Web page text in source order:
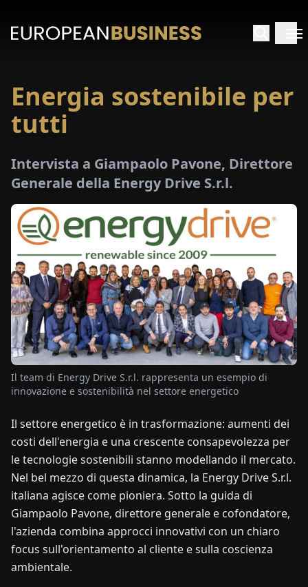
HOME
PAPER
FIERE
ENDEFRESITNLPL HU
CONTATTACI
Energia sostenibile per
tutti
Intervista a Giampaolo Pavone, Direttore
Generale della Energy Drive S.r.l.
Il team di Energy Drive S.r.l. rappresenta un esempio di
innovazione e sostenibilità nel settore energetico
Il settore energetico è in trasformazione: aumenti dei
costi dell'energia e una crescente consapevolezza per
le tecnologie sostenibili stanno modellando il mercato.
Nel bel mezzo di questa dinamica, la Energy Drive S.r.l.
italiana agisce come pioniera. Sotto la guida di
Giampaolo Pavone, direttore generale e cofondatore,
l'azienda combina approcci innovativi con un chiaro
focus sull'orientamento al cliente e sulla coscienza
ambientale.